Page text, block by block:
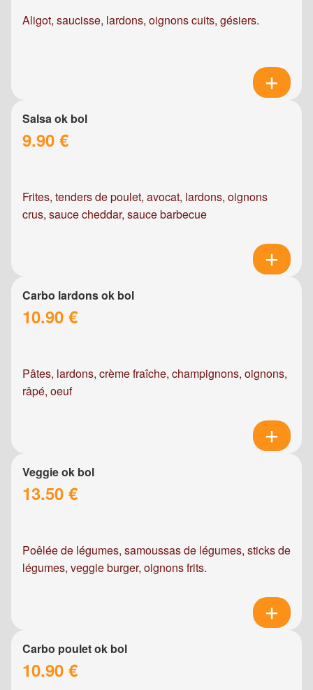
Aligot, saucisse, lardons, oignons cuits, gésiers.
Salsa ok bol
9.90 €
Frites, tenders de poulet, avocat, lardons, oignons
crus, sauce cheddar, sauce barbecue
Carbo lardons ok bol
10.90 €
Pâtes, lardons, crème fraîche, champignons, oignons,
râpé, oeuf
Veggie ok bol
13.50 €
Poêlée de légumes, samoussas de légumes, sticks de
légumes, veggie burger, oignons frits.
Carbo poulet ok bol
10.90 €